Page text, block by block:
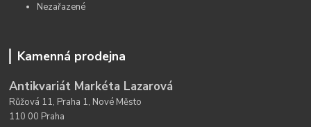
Nezařazené
Kamenná prodejna
Antikvariát Markéta Lazarová
Růžová 11, Praha 1, Nové Město
110 00 Praha